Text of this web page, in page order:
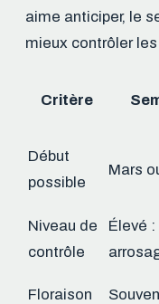
aime anticiper, le
mieux contrôler
Critère
Début
possible
Mars
Niveau de
contrôle
Élevé
Floraison